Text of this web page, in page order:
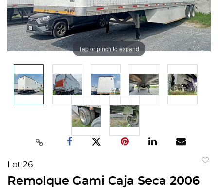
Tap or pinch to expand
Lot 26
Remolque Gami Caja Seca 2006